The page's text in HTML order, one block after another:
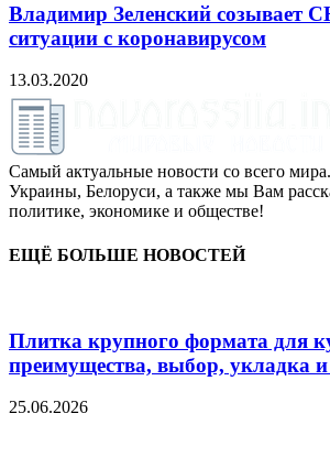
Владимир Зеленский созывает
ситуации с коронавирусом
13.03.2020
Самый актуальные новости со всего
Украины, Белоруси, а также мы Вам
политике, экономике и обществе!
ЕЩЁ БОЛЬШЕ НОВОСТЕЙ
Плитка крупного формата для
преимущества, выбор, укладка и
25.06.2026